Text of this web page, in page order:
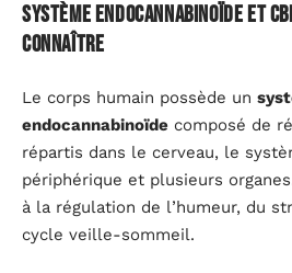
Système endocannabinoïde et
connaître
Le corps humain possède un
endocannabinoïde composé de
répartis dans le cerveau, le
périphérique et plusieurs
à la régulation de l’humeur, du
cycle veille-sommeil.